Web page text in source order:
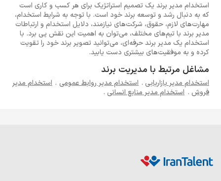
استخدام مدیر برند یک تصمیم استراتژیک برای هر کسب و کاری است
که به دنبال رشد و توسعه برند خود است. با توجه به شرایط استخدام،
مهارت‌های لازم، حقوق، شرکت‌های نیازمند، دلایل استخدام و ارتباطات
مدیر برند با تیم‌های مختلف، می‌توان به اهمیت این نقش پی برد. با
استخدام یک مدیر برند حرفه‌ای، می‌توانید تصویر برند خود را تقویت
کرده و به موفقیت‌های بیشتری دست یابید.
مشاغل مرتبط با مدیریت برند
استخدام مدیر بازاریابی . استخدام مدیر روابط عمومی . استخدام مدیر
فروش . استخدام مدیر منابع انسانی .